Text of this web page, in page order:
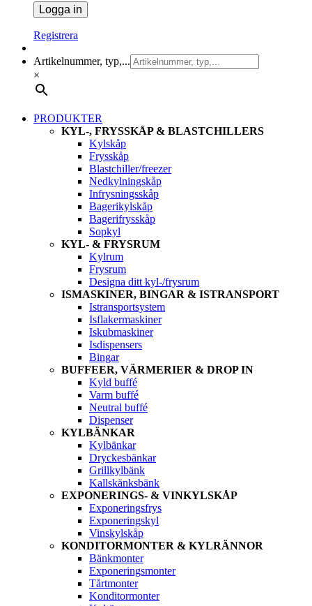
Registrera
Artikelnummer, typ,...
×
PRODUKTER
KYL-, FRYSSKÅP & BLASTCHILLERS
Kylskåp
Frysskåp
Blastchiller/freezer
Nedkylningskåp
Infrysningsskåp
Bagerikylskåp
Bagerifrysskåp
Sopkyl
KYL- & FRYSRUM
Kylrum
Frysrum
Designa ditt kyl-/frysrum
ISMASKINER, BINGAR & ISTRANSPORT
Istransportsystem
Isflakermaskiner
Iskubmaskiner
Isdispensers
Bingar
BUFFEER, VÄRMERIER & DROP IN
Kyld buffé
Varm buffé
Neutral buffé
Dispenser
KYLBÄNKAR
Kylbänkar
Dryckesbänkar
Grillkylbänk
Kallskänksbänk
EXPONERINGS- & VINKYLSKÅP
Exponeringsfrys
Exponeringskyl
Vinskylskåp
KONDITORMONTER & KYLRÄNNOR
Bänkmonter
Exponeringsmonter
Tårtmonter
Konditormonter